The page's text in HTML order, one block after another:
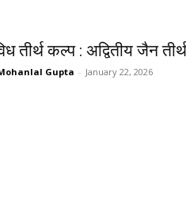
तीर्थ कल्प : अद्वितीय जैन
Gupta - January 22, 2026